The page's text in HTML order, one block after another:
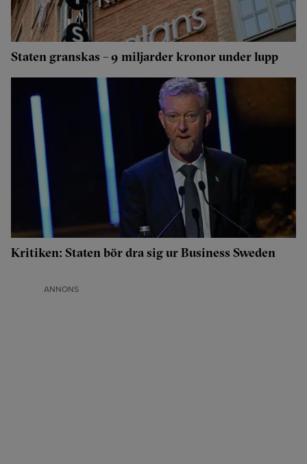
Staten granskas – 9 miljarder kronor under lupp
Kritiken: Staten bör dra sig ur Business Sweden
ANNONS